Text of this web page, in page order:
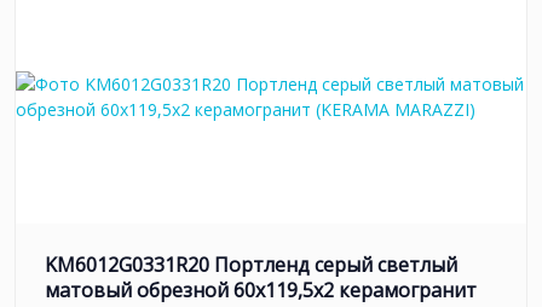
KM6012G0331R20 Портленд серый светлый
матовый обрезной 60x119,5x2 керамогранит